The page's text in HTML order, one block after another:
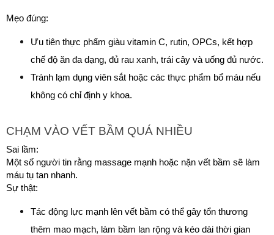
Mẹo đúng:
Ưu tiên thực phẩm giàu vitamin C, rutin, OPCs, kết hợp
chế độ ăn đa dạng, đủ rau xanh, trái cây và uống đủ nước.
Tránh lạm dụng viên sắt hoặc các thực phẩm bổ máu nếu
không có chỉ định y khoa.
CHẠM VÀO VẾT BẦM QUÁ NHIỀU
Sai lầm:
Một số người tin rằng massage mạnh hoặc nặn vết bầm sẽ làm
máu tụ tan nhanh.
Sự thật:
Tác động lực mạnh lên vết bầm có thể gây tổn thương
thêm mao mạch, làm bầm lan rộng và kéo dài thời gian